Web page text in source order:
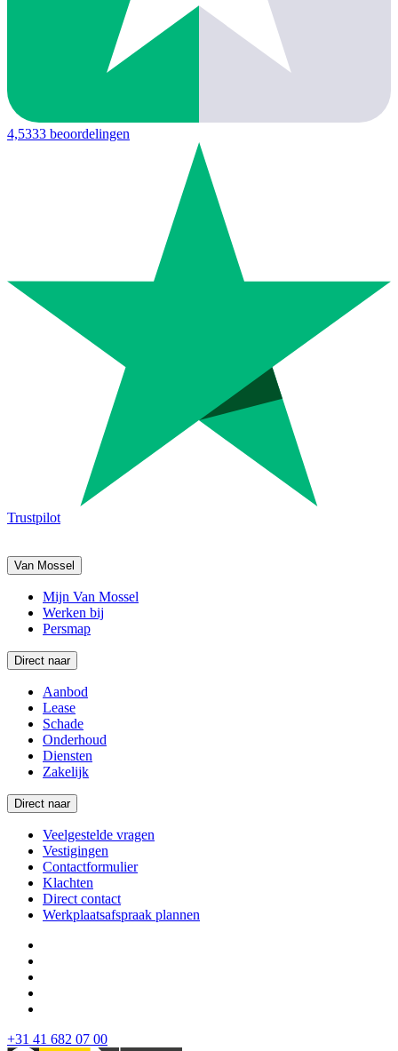
4,5333 beoordelingen
Trustpilot
Van Mossel
Mijn Van Mossel
Werken bij
Persmap
Direct naar
Aanbod
Lease
Schade
Onderhoud
Diensten
Zakelijk
Direct naar
Veelgestelde vragen
Vestigingen
Contactformulier
Klachten
Direct contact
Werkplaatsafspraak plannen
+31 41 682 07 00